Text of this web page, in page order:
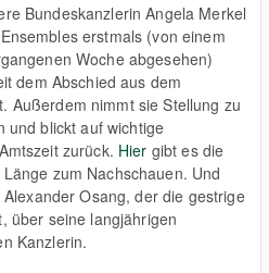
Bundeskanzlerin Angela Merkel
erstmals (von einem
Woche abgesehen)
dem Abschied aus dem
Außerdem nimmt sie Stellung zu
und blickt auf wichtige
zurück. Hier gibt es die
zum Nachschauen. Und
Osang, der die gestrige
über seine langjährigen
Kanzlerin.